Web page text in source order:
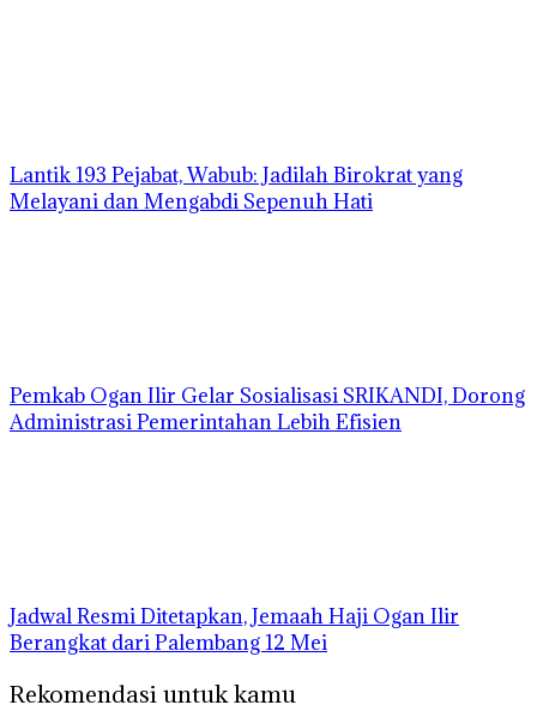
Lantik 193 Pejabat, Wabub: Jadilah Birokrat yang
Melayani dan Mengabdi Sepenuh Hati
Pemkab Ogan Ilir Gelar Sosialisasi SRIKANDI, Dorong
Administrasi Pemerintahan Lebih Efisien
Jadwal Resmi Ditetapkan, Jemaah Haji Ogan Ilir
Berangkat dari Palembang 12 Mei
Rekomendasi untuk kamu